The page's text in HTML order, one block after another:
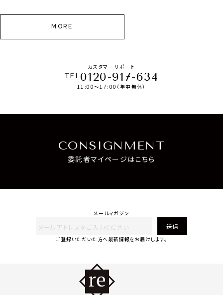
MORE
カスタマーサポート
TEL0120-917-634
11:00～17:00（年中無休）
CONSIGNMENT
委託者マイページはこちら
メールマガジン
送信
ご登録いただいた方へ最新情報をお届けします。